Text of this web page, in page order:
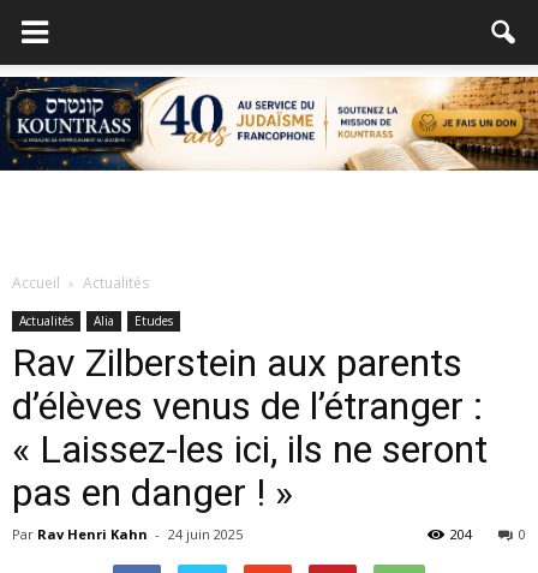
Accueil Actualités
Actualités Alia Etudes
Rav Zilberstein aux parents
d’élèves venus de l’étranger :
« Laissez-les ici, ils ne seront
pas en danger ! »
Par Rav Henri Kahn - 24 juin 2025 0
204